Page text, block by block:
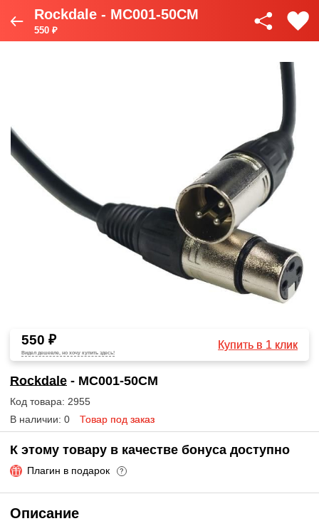
Rockdale - MC001-50CM
550 ₽
550 ₽
Видел дешевле, но хочу купить здесь!
Купить в 1 клик
Rockdale - MC001-50CM
Код товара: 2955
В наличии: 0
Товар под заказ
К этому товару в качестве бонуса доступно
Плагин в подарок ?
Описание